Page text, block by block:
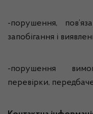
-порушення,
запобігання і
-порушення
перевірки,